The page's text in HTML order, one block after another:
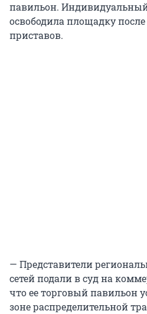
павильон.
освободила площадку
приставов.
— Представители
сетей подали в суд на
что ее торговый павильон
зоне распределительной